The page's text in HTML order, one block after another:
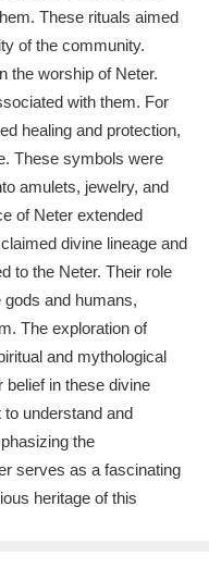
These rituals aimed
of the community.
the worship of Neter.
with them. For
healing and protection,
These symbols were
amulets, jewelry, and
of Neter extended
divine lineage and
to the Neter. Their role
and humans,
The exploration of
and mythological
belief in these divine
understand and
the
serves as a fascinating
heritage of this